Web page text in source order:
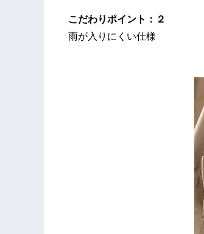
こだわりポイント：２
雨が入りにくい仕様